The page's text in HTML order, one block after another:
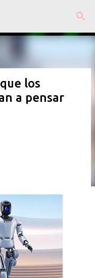
los
a pensar